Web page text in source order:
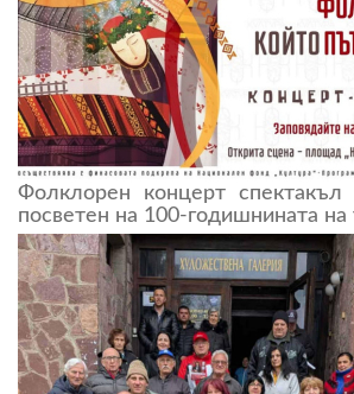
Фолклорен концерт спектакъл
посветен на 100-годишнината на